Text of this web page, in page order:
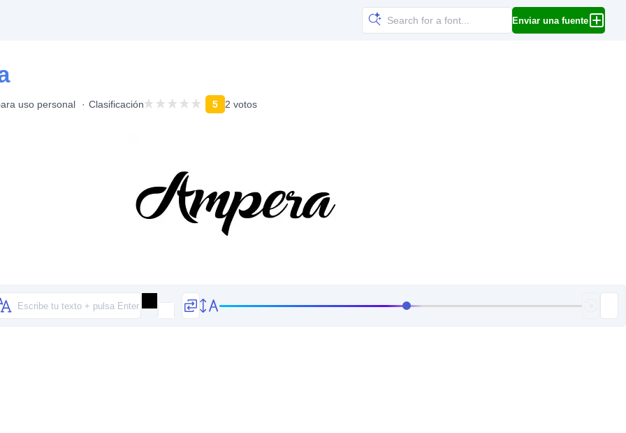
Enviar una fuente
uso personal Clasificación 5 2 votos